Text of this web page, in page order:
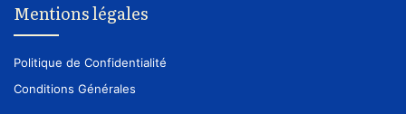
Mentions légales
Politique de Confidentialité
Conditions Générales